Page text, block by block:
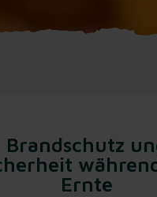
Brandschutz
Ernte